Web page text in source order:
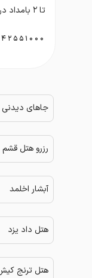
تا ۲ بامداد در کنار شما هستیم.
۰۲۱-
رزرو هتل قشم
آبشار اخلمد
هتل داد یزد
هتل ترنج